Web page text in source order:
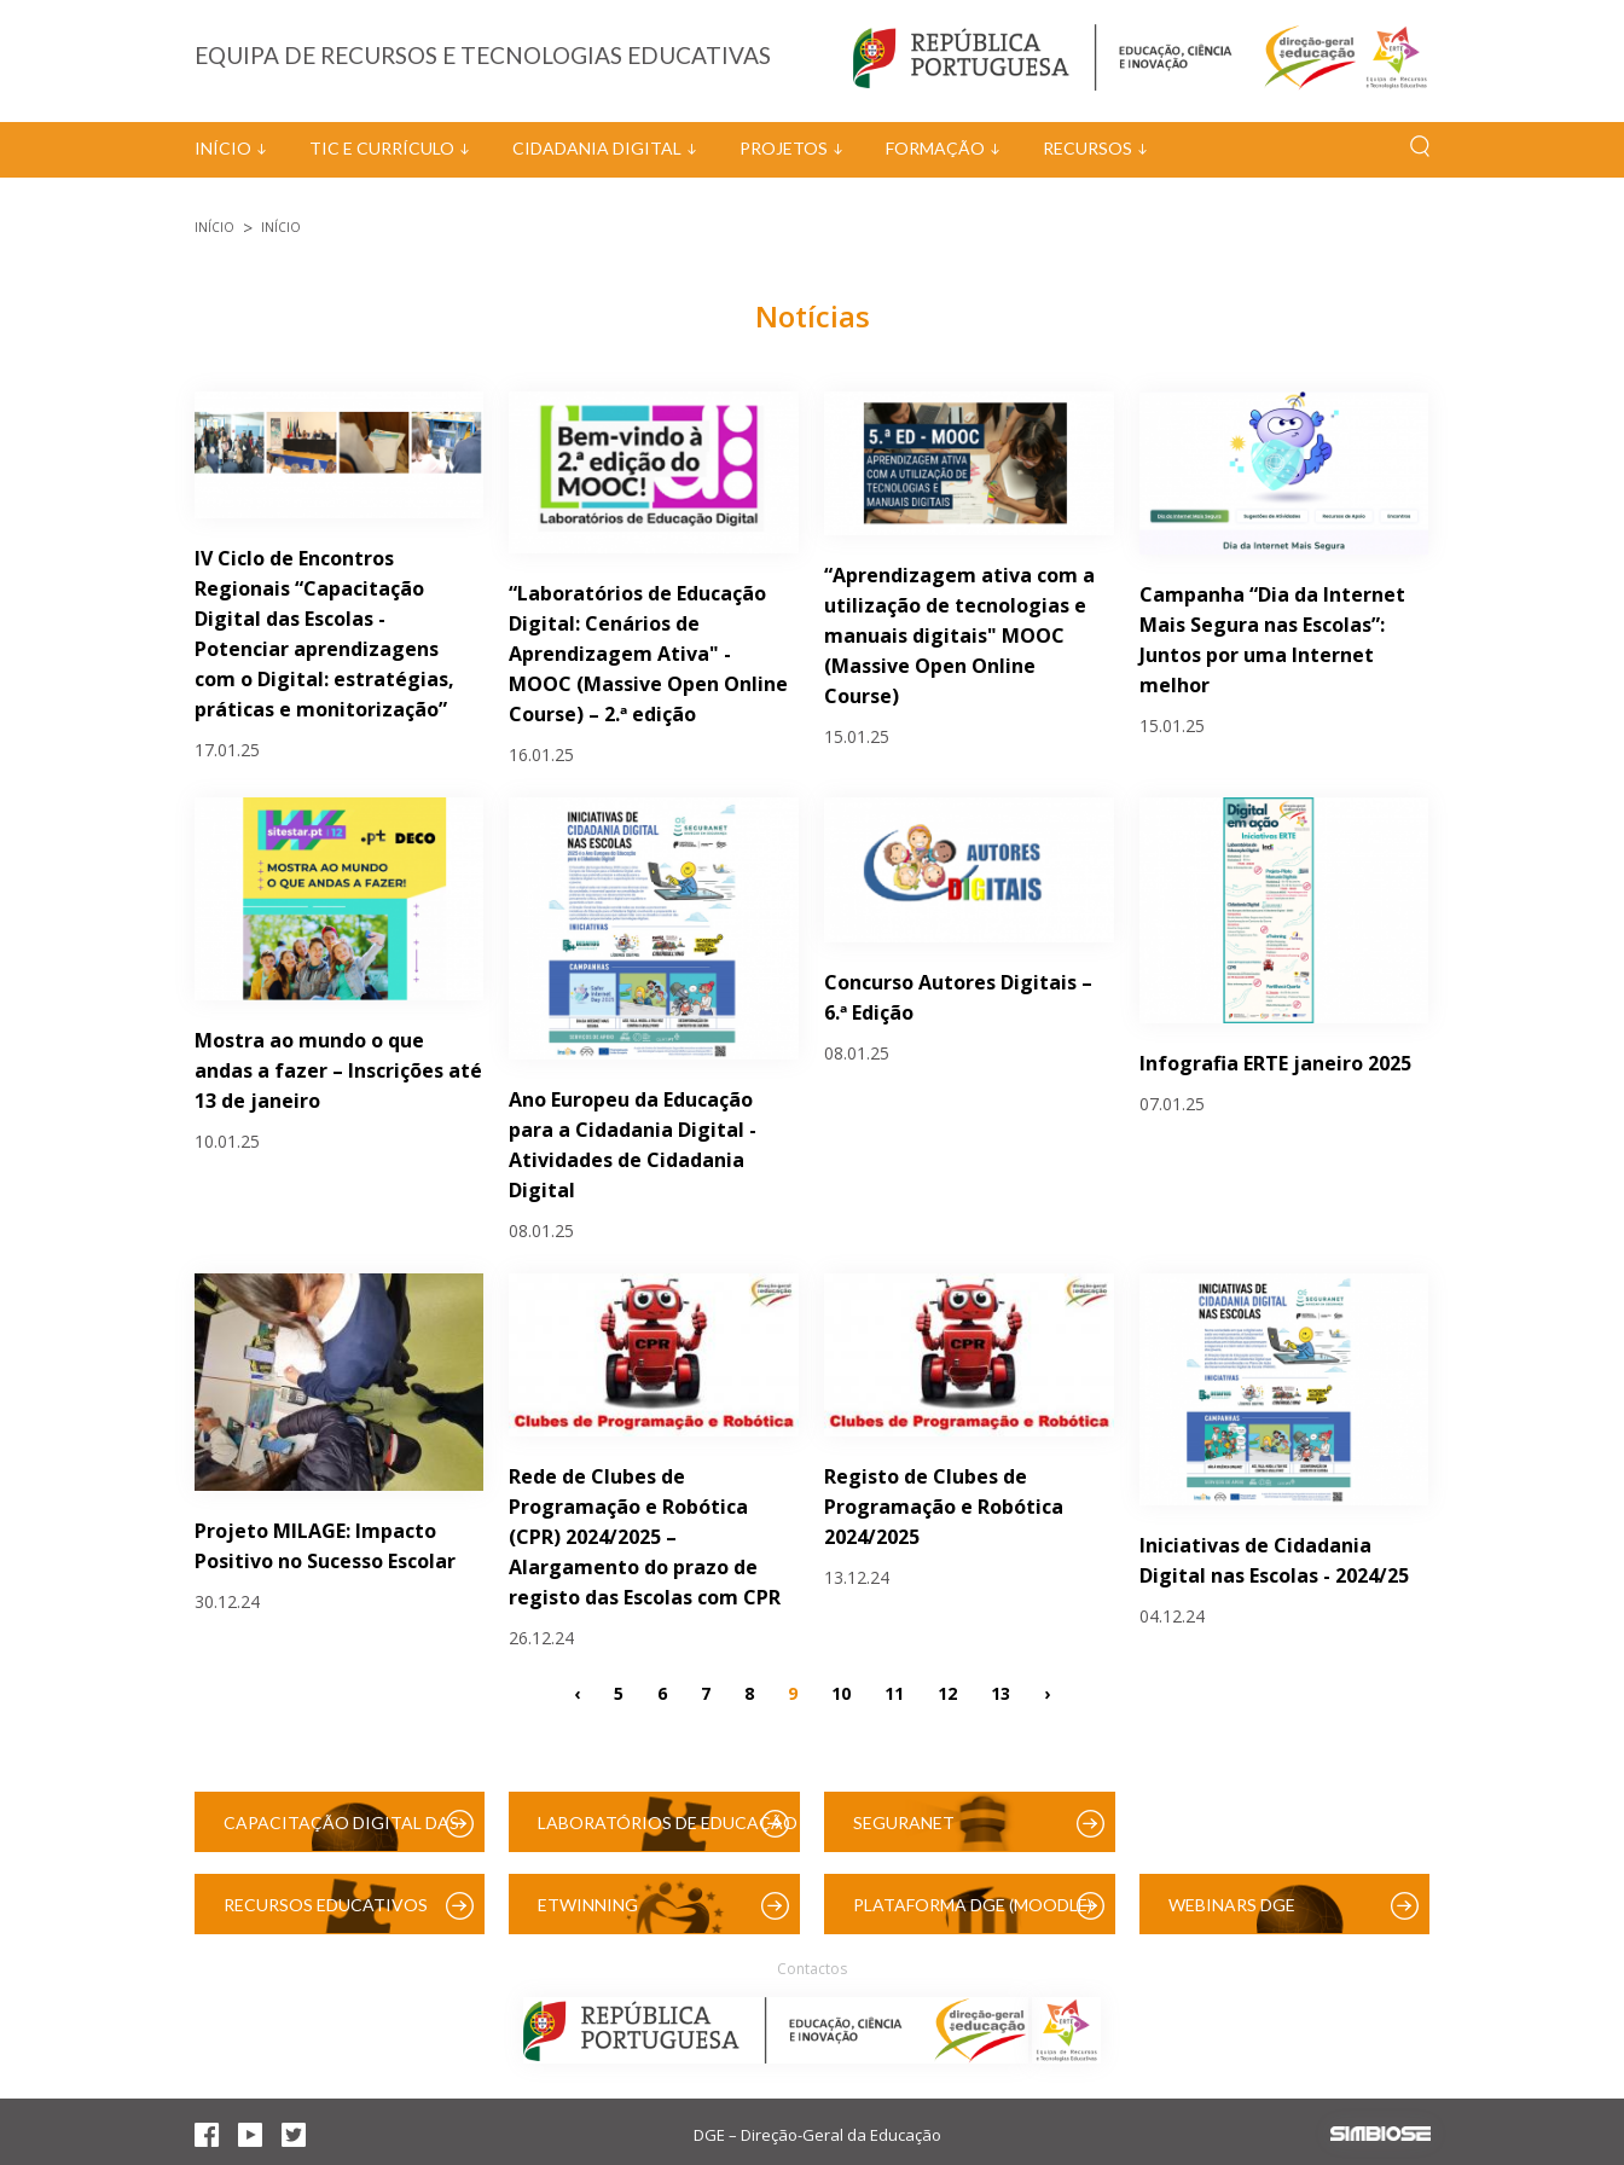
EQUIPA DE RECURSOS E TECNOLOGIAS EDUCATIVAS
INÍCIO TIC E CURRÍCULO CIDADANIA DIGITAL PROJETOS FORMAÇÃO RECURSOS
INÍCIO INÍCIO
Notícias
IV Ciclo de Encontros
Regionais “Capacitação
Digital das Escolas -
Potenciar aprendizagens
com o Digital: estratégias,
práticas e monitorização”
17.01.25
“Laboratórios de Educação
Digital: Cenários de
Aprendizagem Ativa" -
MOOC (Massive Open Online
Course) – 2.ª edição
16.01.25
“Aprendizagem ativa com a
utilização de tecnologias e
manuais digitais" MOOC
(Massive Open Online
Course)
15.01.25
Campanha “Dia da Internet
Mais Segura nas Escolas”:
Juntos por uma Internet
melhor
15.01.25
Mostra ao mundo o que
andas a fazer – Inscrições até
13 de janeiro
10.01.25
Ano Europeu da Educação
para a Cidadania Digital -
Atividades de Cidadania
Digital
08.01.25
Concurso Autores Digitais –
6.ª Edição
08.01.25 Infografia ERTE janeiro 2025
07.01.25
Projeto MILAGE: Impacto
Positivo no Sucesso Escolar
30.12.24
Rede de Clubes de
Programação e Robótica
(CPR) 2024/2025 –
Alargamento do prazo de
registo das Escolas com CPR
26.12.24
Registo de Clubes de
Programação e Robótica
2024/2025
13.12.24
Iniciativas de Cidadania
Digital nas Escolas - 2024/25
04.12.24
Páginas
‹ 5 6 7 8 9 10 11 12 13 ›
CAPACITAÇÃO DIGITAL DAS LABORATÓRIOS DE EDUCAÇÃO SEGURANET
RECURSOS EDUCATIVOS ETWINNING PLATAFORMA DGE (MOODLE) WEBINARS DGE
Contactos
DGE – Direção-Geral da Educação